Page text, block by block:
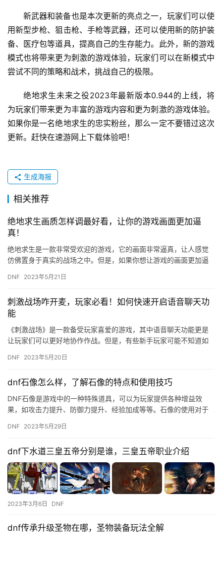
新武器和装备也是本次更新的亮点之一，玩家们可以使
用新型步枪、狙击枪、手枪等武器，还可以使用新的防护装
备、医疗包等道具，提高自己的生存能力。此外，新的游戏
模式也将带来更为刺激的游戏体验，玩家们可以在新模式中
尝试不同的策略和战术，挑战自己的极限。
绝地求生未来之役2023年最新版本0.944的上线，将
为玩家们带来更为丰富的游戏内容和更为刺激的游戏体验。
如果你是一名绝地求生的忠实粉丝，那么一定不要错过这次
更新。赶快在速游网上下载体验吧！
生成海报
相关推荐
绝地求生画质怎样调最好看，让你的游戏画面更加逼
真！
绝地求生是一款非常受欢迎的游戏，它的画面非常逼真，让人感觉
仿佛置身于真实的战场之中。但是，如果你想让游戏的画面更加逼
将介绍…
DNF 2023年5月21日
刺激战场咋开麦，玩家必看！如何快速开启语音聊天功
能
《刺激战场》是一款备受玩家喜爱的游戏，其中语音聊天功能更是
让玩家们可以更好地协作作战。但是，有些新手玩家可能不知道如
后，…
DNF 2023年5月20日
dnf石像怎么样，了解石像的特点和使用技巧
DNF石像是游戏中的一种特殊道具，可以为玩家提供各种增益效
果，如攻击力提升、防御力提升、经验加成等等。石像的使用对于
技巧，…
DNF 2023年5月29日
dnf下水道三皇五帝分别是谁，三皇五帝职业介绍
2023年3月6日 DNF
dnf传承升级圣物在哪，圣物装备玩法全解